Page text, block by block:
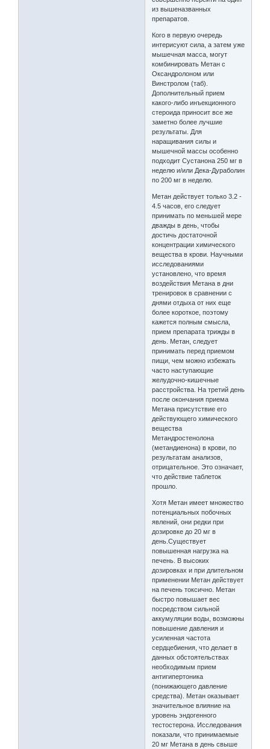
из вышеназванных
препаратов.
Кого в первую очередь
интерисуют сила, а затем уже
мышечная масса, могут
комбинировать Метан с
Оксандролоном или
Винстролом (таб).
Дополнительный прием
какого-либо инъекционного
стероида приносит все же
заметно более лучшие
результаты. Для
наращивания силы и
мышечной массы особенно
подходит Сустанона 250 мг в
неделю и/или Дека-Дураболин
по 200 мг в неделю.
Метан действует только 3.2 -
4.5 часов, его следует
принимать по меньшей мере
дважды в день, чтобы
достичь достаточной
концентрации химического
вещества в крови. Научными
исследованиями
установлено, что время
воздействия Метана в дни
тренировок в сравнении с
днями отдыха от них еще
более короткое, поэтому
кажется полным смысла,
прием препарата трижды в
день. Метан, следует
принимать перед приемом
пищи, чем можно избежать
часто наступающие
желудочно-кишечные
расстройства. На третий день
после окончания приема
Метана присутствие его
действующего химического
вещества
Метандростенолона
(метандиенона) в крови, по
результатам анализов,
отрицательное. Это означает,
что действие таблеток
прошло.
Хотя Метан имеет множество
потенциальных побочных
явлений, они редки при
дозировке до 20 мг в
день.Существует
повышенная нагрузка на
печень. В высоких
дозировках и при длительном
применении Метан действует
на печень токсично. Метан
быстро повышает вес
посредством сильной
аккумуляции воды, возможны
повышение давления и
усиленная частота
сердцебиения, что делает в
данных обстоятельствах
необходимым прием
антигипертоника
(понижающего давление
средства). Метан оказывает
значительное влияние на
уровень эндогенного
тестостерона. Исследования
показали, что принимаемые
20 мг Метана в день свыше